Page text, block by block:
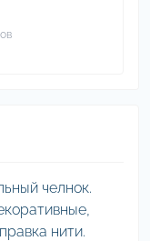
челнок.
нити.